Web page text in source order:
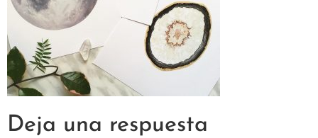
Deja una respuesta